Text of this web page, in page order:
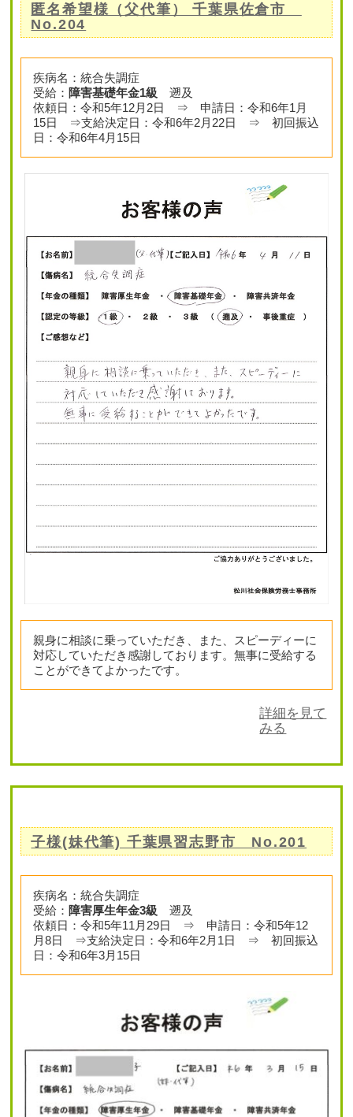
匿名希望様（父代筆） 千葉県佐倉市
No.204
疾病名：統合失調症
受給： 障害基礎年金1級 遡及
依頼日：令和5年12月2日 ⇒ 申請日：令和6年1月
15日 ⇒支給決定日：令和6年2月22日 ⇒ 初回振込
日：令和6年4月15日
親身に相談に乗っていただき、また、スピーディーに
対応していただき感謝しております。無事に受給する
ことができてよかったです。
詳細を見て
みる
子様(妹代筆) 千葉県習志野市 No.201
疾病名：統合失調症
受給： 障害厚生年金3級 遡及
依頼日：令和5年11月29日 ⇒ 申請日：令和5年12
月8日 ⇒支給決定日：令和6年2月1日 ⇒ 初回振込
日：令和6年3月15日